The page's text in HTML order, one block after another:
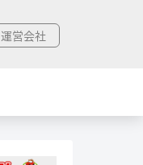
運営会社